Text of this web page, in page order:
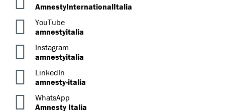
AmnestyInternationalItalia
YouTube
amnestyitalia
Instagram
amnestyitalia
LinkedIn
amnesty-italia
WhatsApp
Amnesty Italia